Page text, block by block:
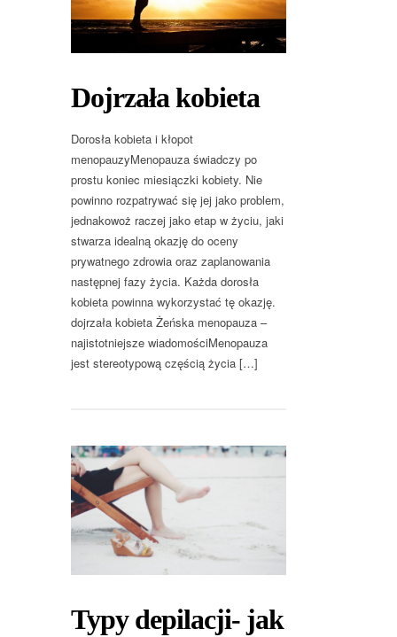
Dojrzała kobieta
Dorosła kobieta i kłopot
menopauzyMenopauza świadczy po
prostu koniec miesiączki kobiety. Nie
powinno rozpatrywać się jej jako problem,
jednakowoż raczej jako etap w życiu, jaki
stwarza idealną okazję do oceny
prywatnego zdrowia oraz zaplanowania
następnej fazy życia. Każda dorosła
kobieta powinna wykorzystać tę okazję.
dojrzała kobieta Żeńska menopauza –
najistotniejsze wiadomościMenopauza
jest stereotypową częścią życia […]
Typy depilacji- jak